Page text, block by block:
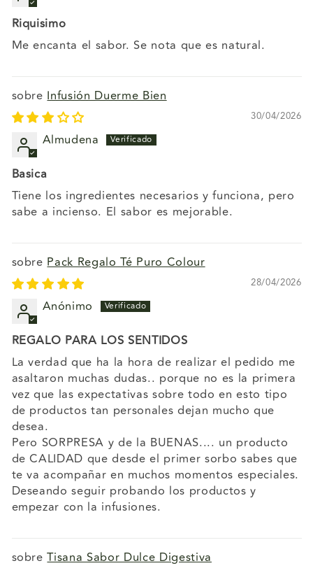
Riquisimo
Me encanta el sabor. Se nota que es natural.
Infusión Duerme Bien
30/04/2026
Almudena
Basica
Tiene los ingredientes necesarios y funciona, pero
sabe a incienso. El sabor es mejorable.
Pack Regalo Té Puro Colour
28/04/2026
Anónimo
REGALO PARA LOS SENTIDOS
La verdad que ha la hora de realizar el pedido me
asaltaron muchas dudas.. porque no es la primera
vez que las expectativas sobre todo en esto tipo
de productos tan personales dejan mucho que
desea.
Pero SORPRESA y de la BUENAS.... un producto
de CALIDAD que desde el primer sorbo sabes que
te va acompañar en muchos momentos especiales.
Deseando seguir probando los productos y
empezar con la infusiones.
Tisana Sabor Dulce Digestiva